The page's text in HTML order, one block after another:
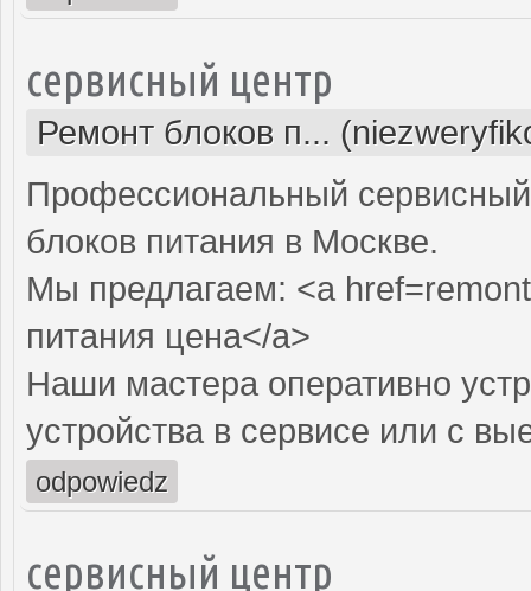
сервисный центр
Ремонт блоков п...
Профессиональный
блоков питания в Москве.
Мы предлагаем: <a
питания цена</a>
Наши мастера оперативно
устройства в сервисе или с
odpowiedz
сервисный центр